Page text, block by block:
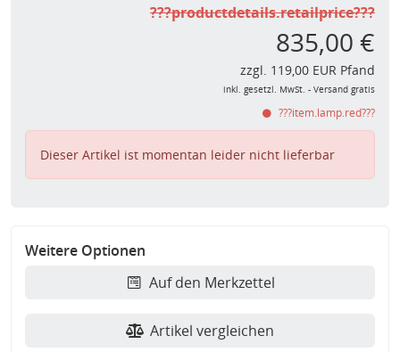
???productdetails.retailprice???
835,00 €
zzgl. 119,00 EUR Pfand
inkl. gesetzl. MwSt. - Versand gratis
???item.lamp.red???
Dieser Artikel ist momentan leider nicht lieferbar
Weitere Optionen
Auf den Merkzettel
Artikel vergleichen